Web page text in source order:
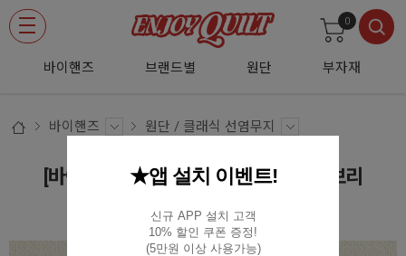
바이핸즈 브랜드별 원단 부자재
0
바이핸즈 원단 / 클래식 선염무지
[바이핸즈] 클래식 선염 무지원단-아이보리
EY20029-F
★앱 설치 이벤트!
신규 APP 설치 고객
10% 할인 쿠폰 증정!
(5만원 이상 사용가능)